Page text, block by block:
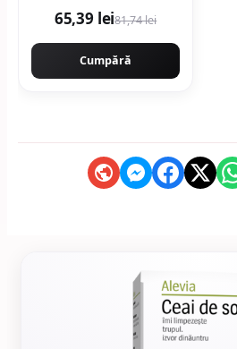
65,39 lei81,74 lei
Cumpără